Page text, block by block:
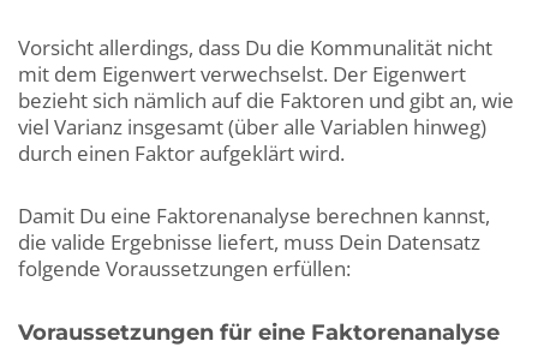
Vorsicht allerdings, dass Du die Kommunalität nicht
mit dem Eigenwert verwechselst. Der Eigenwert
bezieht sich nämlich auf die Faktoren und gibt an, wie
viel Varianz insgesamt (über alle Variablen hinweg)
durch einen Faktor aufgeklärt wird.
Damit Du eine Faktorenanalyse berechnen kannst,
die valide Ergebnisse liefert, muss Dein Datensatz
folgende Voraussetzungen erfüllen:
Voraussetzungen für eine Faktorenanalyse